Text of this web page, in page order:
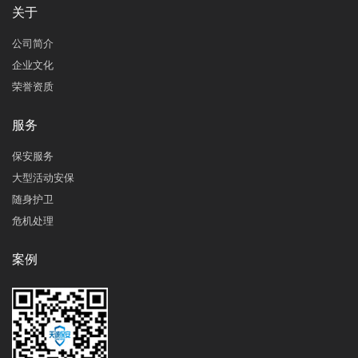
关于
公司简介
企业文化
荣誉资质
服务
保安服务
大型活动安保
随身护卫
危机处理
案例